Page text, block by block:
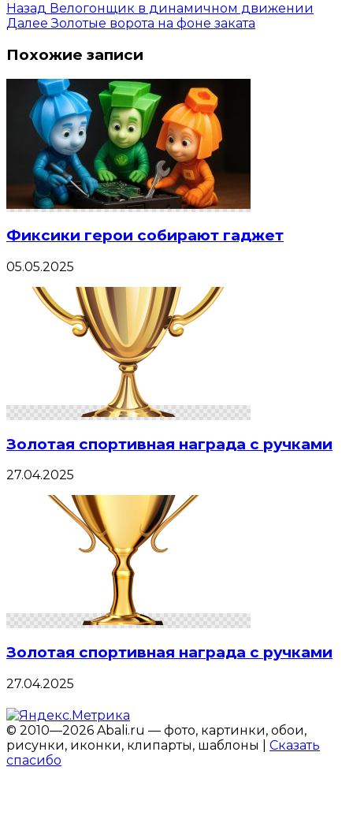
Назад Велогонщик в динамичном движении
Далее Золотые ворота на фоне заката
Похожие записи
Фиксики герои собирают гаджет
05.05.2025
Золотая спортивная награда с ручками
27.04.2025
Золотая спортивная награда с ручками
27.04.2025
© 2010—2026 Abali.ru — фото, картинки, обои,
рисунки, иконки, клипарты, шаблоны | Сказать
спасибо